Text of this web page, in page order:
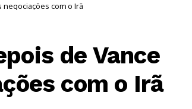
com o Irã
de Vance
com o Irã